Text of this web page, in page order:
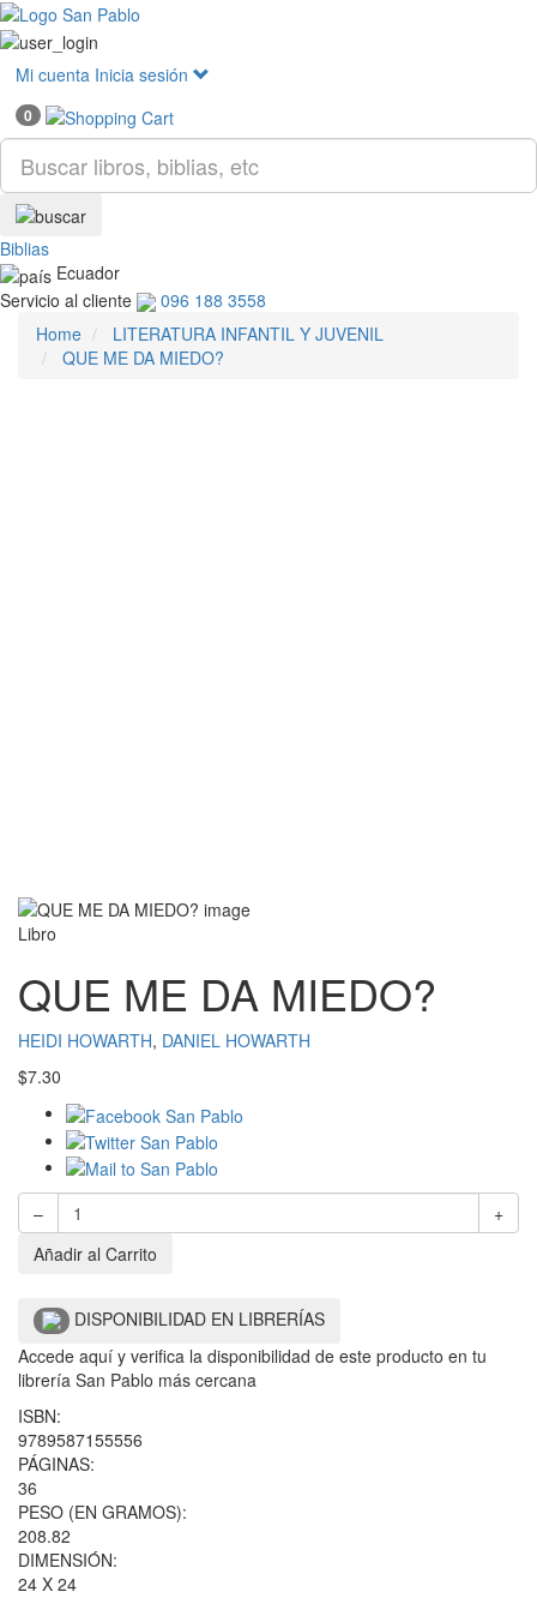
Mi cuenta Inicia sesión
0
Biblias
Ecuador
Servicio al cliente
096 188 3558
Home
LITERATURA INFANTIL Y JUVENIL
QUE ME DA MIEDO?
Libro
QUE ME DA MIEDO?
HEIDI HOWARTH, DANIEL HOWARTH
$7.30
–
+
Añadir al Carrito
DISPONIBILIDAD EN LIBRERÍAS
Accede aquí y verifica la disponibilidad de este producto en tu
librería San Pablo más cercana
ISBN:
9789587155556
PÁGINAS:
36
PESO (EN GRAMOS):
208.82
DIMENSIÓN:
24 X 24